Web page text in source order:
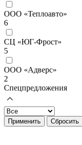
ООО «Теплоавто»
6
СЦ «ЮГ-Фрост»
5
ООО «Адверс»
2
Спецпредложения
Применить Сбросить